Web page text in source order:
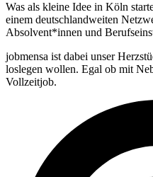
Was als kleine Idee in Köln
einem deutschlandweiten
Absolvent*innen und
jobmensa ist dabei unser
loslegen wollen. Egal ob mit
Vollzeitjob.